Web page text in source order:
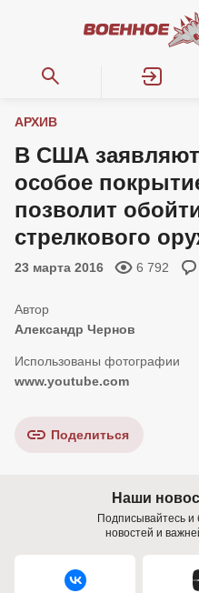
АРХИВ
В США
особое
позволит
стрелкового
23 марта 2016 6 792
Александр Чернов
www.youtube.com
Поделиться
Наши
Подписывайтесь и
новостей и